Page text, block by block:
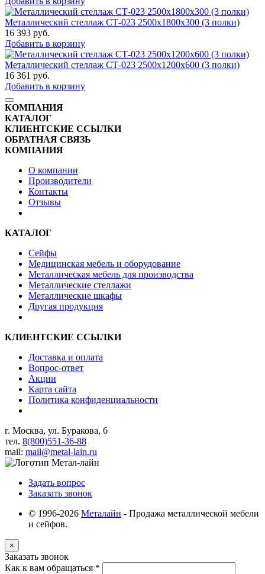
Металлический стеллаж СТ-023 2500x1800x300 (3 полки)
16 393 руб.
Добавить в корзину
Металлический стеллаж СТ-023 2500x1200x600 (3 полки)
16 361 руб.
Добавить в корзину
КОМПАНИЯ
КАТАЛОГ
КЛИЕНТСКИЕ ССЫЛКИ
ОБРАТНАЯ СВЯЗЬ
КОМПАНИЯ
О компании
Производители
Контакты
Отзывы
КАТАЛОГ
Сейфы
Медицинская мебель и оборудование
Металлическая мебель для производства
Металлические стеллажи
Металлические шкафы
Другая продукция
КЛИЕНТСКИЕ ССЫЛКИ
Доставка и оплата
Вопрос-ответ
Акции
Карта сайта
Политика конфиденциальности
г. Москва, ул. Буракова, 6
тел. 8(800)551-36-88
mail: mail@metal-lain.ru
Задать вопрос
Заказать звонок
© 1996-2026 Металайн - Продажа металлической мебели
и сейфов.
×
Заказать звонок
Как к вам обращаться *